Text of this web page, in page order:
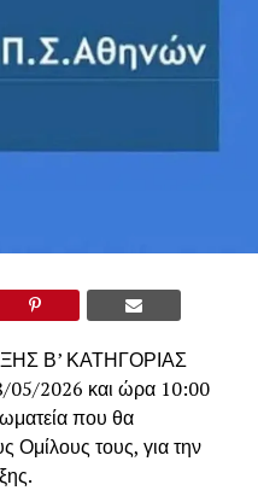
Β’ ΚΑΤΗΓΟΡΙΑΣ
05/2026 και ώρα 10:00
που θα
Ομίλους τους, για την